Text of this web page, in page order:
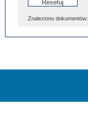
Znaleziono dokumentów: